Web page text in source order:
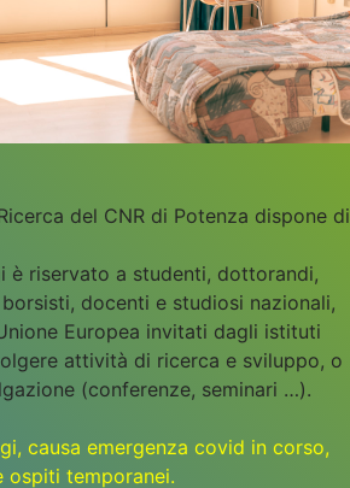
del CNR di Potenza dispone di
è riservato a studenti, dottorandi,
docenti e studiosi nazionali,
Europea invitati dagli istituti
attività di ricerca e sviluppo, o
(conferenze, seminari …).
causa emergenza covid in corso,
ospiti temporanei.